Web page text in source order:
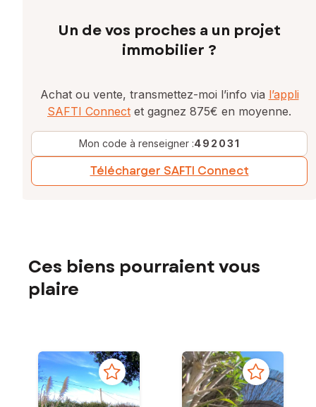
Un de vos proches a un projet
immobilier ?
Achat ou vente, transmettez-moi l’info via l’appli
SAFTI Connect et gagnez 875€ en moyenne.
Mon code à renseigner :492031
Télécharger SAFTI Connect
Ces biens pourraient vous
plaire